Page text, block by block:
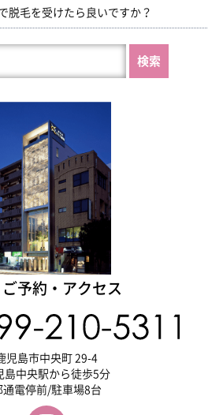
脱毛を受けたら良いですか？
ご予約・アクセス
児島市中央町 29-4
島中央駅から徒歩5分
通電停前/駐車場8台